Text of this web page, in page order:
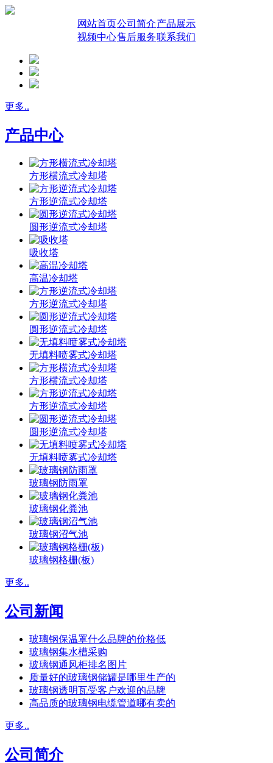
网站首页公司简介产品展示
视频中心售后服务联系我们
更多..
产品中心
方形横流式冷却塔
方形逆流式冷却塔
圆形逆流式冷却塔
吸收塔
高温冷却塔
方形逆流式冷却塔
圆形逆流式冷却塔
无填料喷雾式冷却塔
方形横流式冷却塔
方形逆流式冷却塔
圆形逆流式冷却塔
无填料喷雾式冷却塔
玻璃钢防雨罩
玻璃钢化粪池
玻璃钢沼气池
玻璃钢格栅(板)
更多..
公司新闻
玻璃钢保温罩什么品牌的价格低
玻璃钢集水槽采购
玻璃钢通风柜排名图片
质量好的玻璃钢储罐是哪里生产的
玻璃钢透明瓦受客户欢迎的品牌
高品质的玻璃钢电缆管道哪有卖的
更多..
公司简介